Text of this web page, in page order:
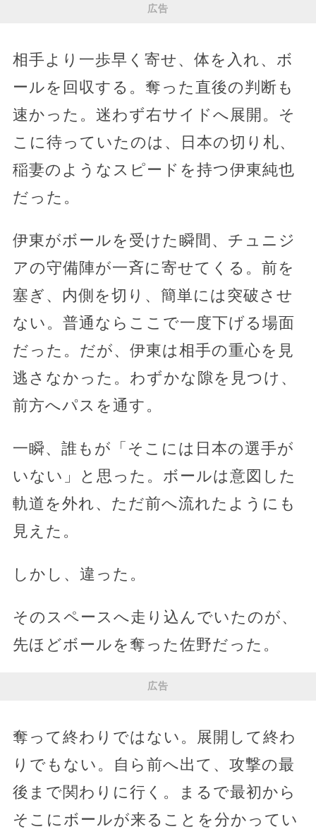
広告
相手より一歩早く寄せ、体を入れ、ボ
ールを回収する。奪った直後の判断も
速かった。迷わず右サイドへ展開。そ
こに待っていたのは、日本の切り札、
稲妻のようなスピードを持つ伊東純也
だった。
伊東がボールを受けた瞬間、チュニジ
アの守備陣が一斉に寄せてくる。前を
塞ぎ、内側を切り、簡単には突破させ
ない。普通ならここで一度下げる場面
だった。だが、伊東は相手の重心を見
逃さなかった。わずかな隙を見つけ、
前方へパスを通す。
一瞬、誰もが「そこには日本の選手が
いない」と思った。ボールは意図した
軌道を外れ、ただ前へ流れたようにも
見えた。
しかし、違った。
そのスペースへ走り込んでいたのが、
先ほどボールを奪った佐野だった。
広告
奪って終わりではない。展開して終わ
りでもない。自ら前へ出て、攻撃の最
後まで関わりに行く。まるで最初から
そこにボールが来ることを分かってい